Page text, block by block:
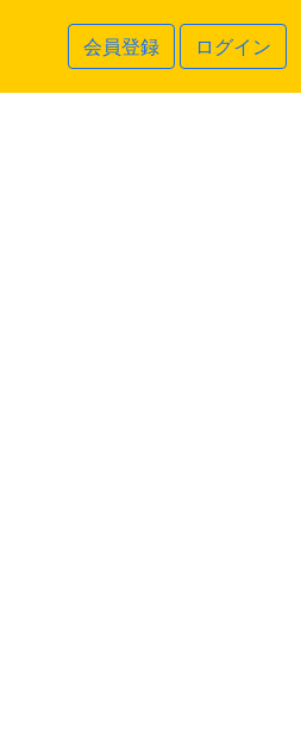
会員登録 ログイン